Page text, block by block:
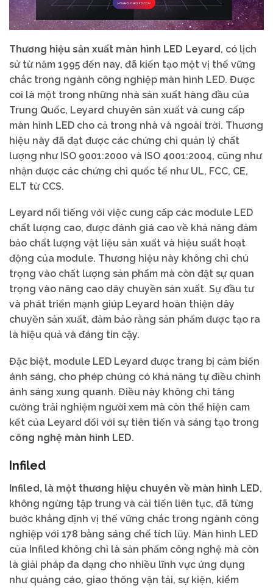
Thương hiệu sản xuất màn hình LED Leyard, có lịch
sử từ năm 1995 đến nay, đã kiến tạo một vị thế vững
chắc trong ngành công nghiệp màn hình LED. Được
coi là một trong những nhà sản xuất hàng đầu của
Trung Quốc, Leyard chuyên sản xuất và cung cấp
màn hình LED cho cả trong nhà và ngoài trời. Thương
hiệu này đã đạt được các chứng chỉ quản lý chất
lượng như ISO 9001:2000 và ISO 4001:2004, cũng như
nhận được các chứng chỉ quốc tế như UL, FCC, CE,
ELT từ CCS.
Leyard nổi tiếng với việc cung cấp các module LED
chất lượng cao, được đánh giá cao về khả năng đảm
bảo chất lượng vật liệu sản xuất và hiệu suất hoạt
động của module. Thương hiệu này không chỉ chú
trọng vào chất lượng sản phẩm mà còn đặt sự quan
trọng vào nâng cao dây chuyền sản xuất. Sự đầu tư
và phát triển mạnh giúp Leyard hoàn thiện dây
chuyền sản xuất, đảm bảo rằng sản phẩm được tạo ra
là hiệu quả và đáng tin cậy.
Đặc biệt, module LED Leyard được trang bị cảm biến
ánh sáng, cho phép chúng có khả năng tự điều chỉnh
ánh sáng xung quanh. Điều này không chỉ tăng
cường trải nghiệm người xem mà còn thể hiện cam
kết của Leyard đối với sự tiên tiến và sáng tạo trong
công nghệ màn hình LED.
Infiled
Infiled, là một thương hiệu chuyên về màn hình LED,
không ngừng tập trung và cải tiến liên tục, đã từng
bước khẳng định vị thế vững chắc trong ngành công
nghiệp với 178 bằng sáng chế tích lũy. Màn hình LED
của Infiled không chỉ là sản phẩm công nghệ mà còn
là giải pháp đa dạng cho nhiều lĩnh vực ứng dụng
như quảng cáo, giao thông vận tải, sự kiện, kiểm